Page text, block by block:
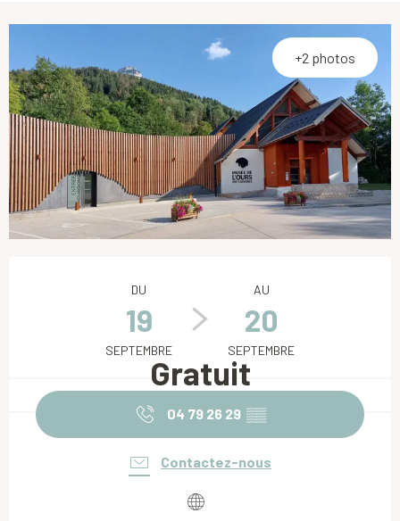
+2 photos
DU
19
SEPTEMBRE
AU
20
SEPTEMBRE
Gratuit
04 79 26 29 ▒▒
Contactez-nous